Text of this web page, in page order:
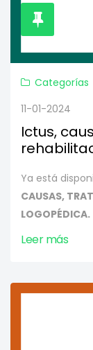
Categorías
11-01-2024
Ictus,
Ya está
CAUSAS,
LOGOPÉDICA.
Leer más